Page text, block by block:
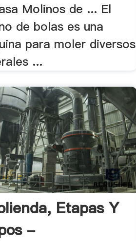
Molinos de ... El
de bolas es una
para moler diversos
...
Etapas Y
-